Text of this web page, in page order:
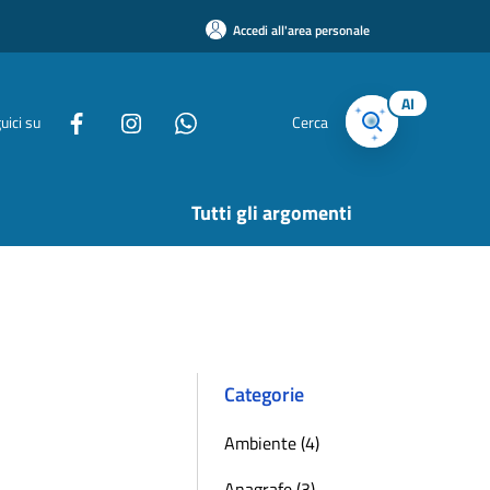
Accedi all'area personale
su Cerca
AI
Tutti gli argomenti
Categorie
Ambiente (4)